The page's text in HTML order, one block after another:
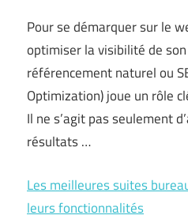
Pour se démarquer sur le
optimiser la visibilité de
référencement naturel ou
Optimization) joue un rôle
Il ne s’agit pas seulement
résultats …
Les meilleures suites
leurs fonctionnalités